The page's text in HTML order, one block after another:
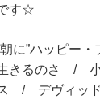
す☆
に”ハッピー
きるのさ /
/ デヴィッド